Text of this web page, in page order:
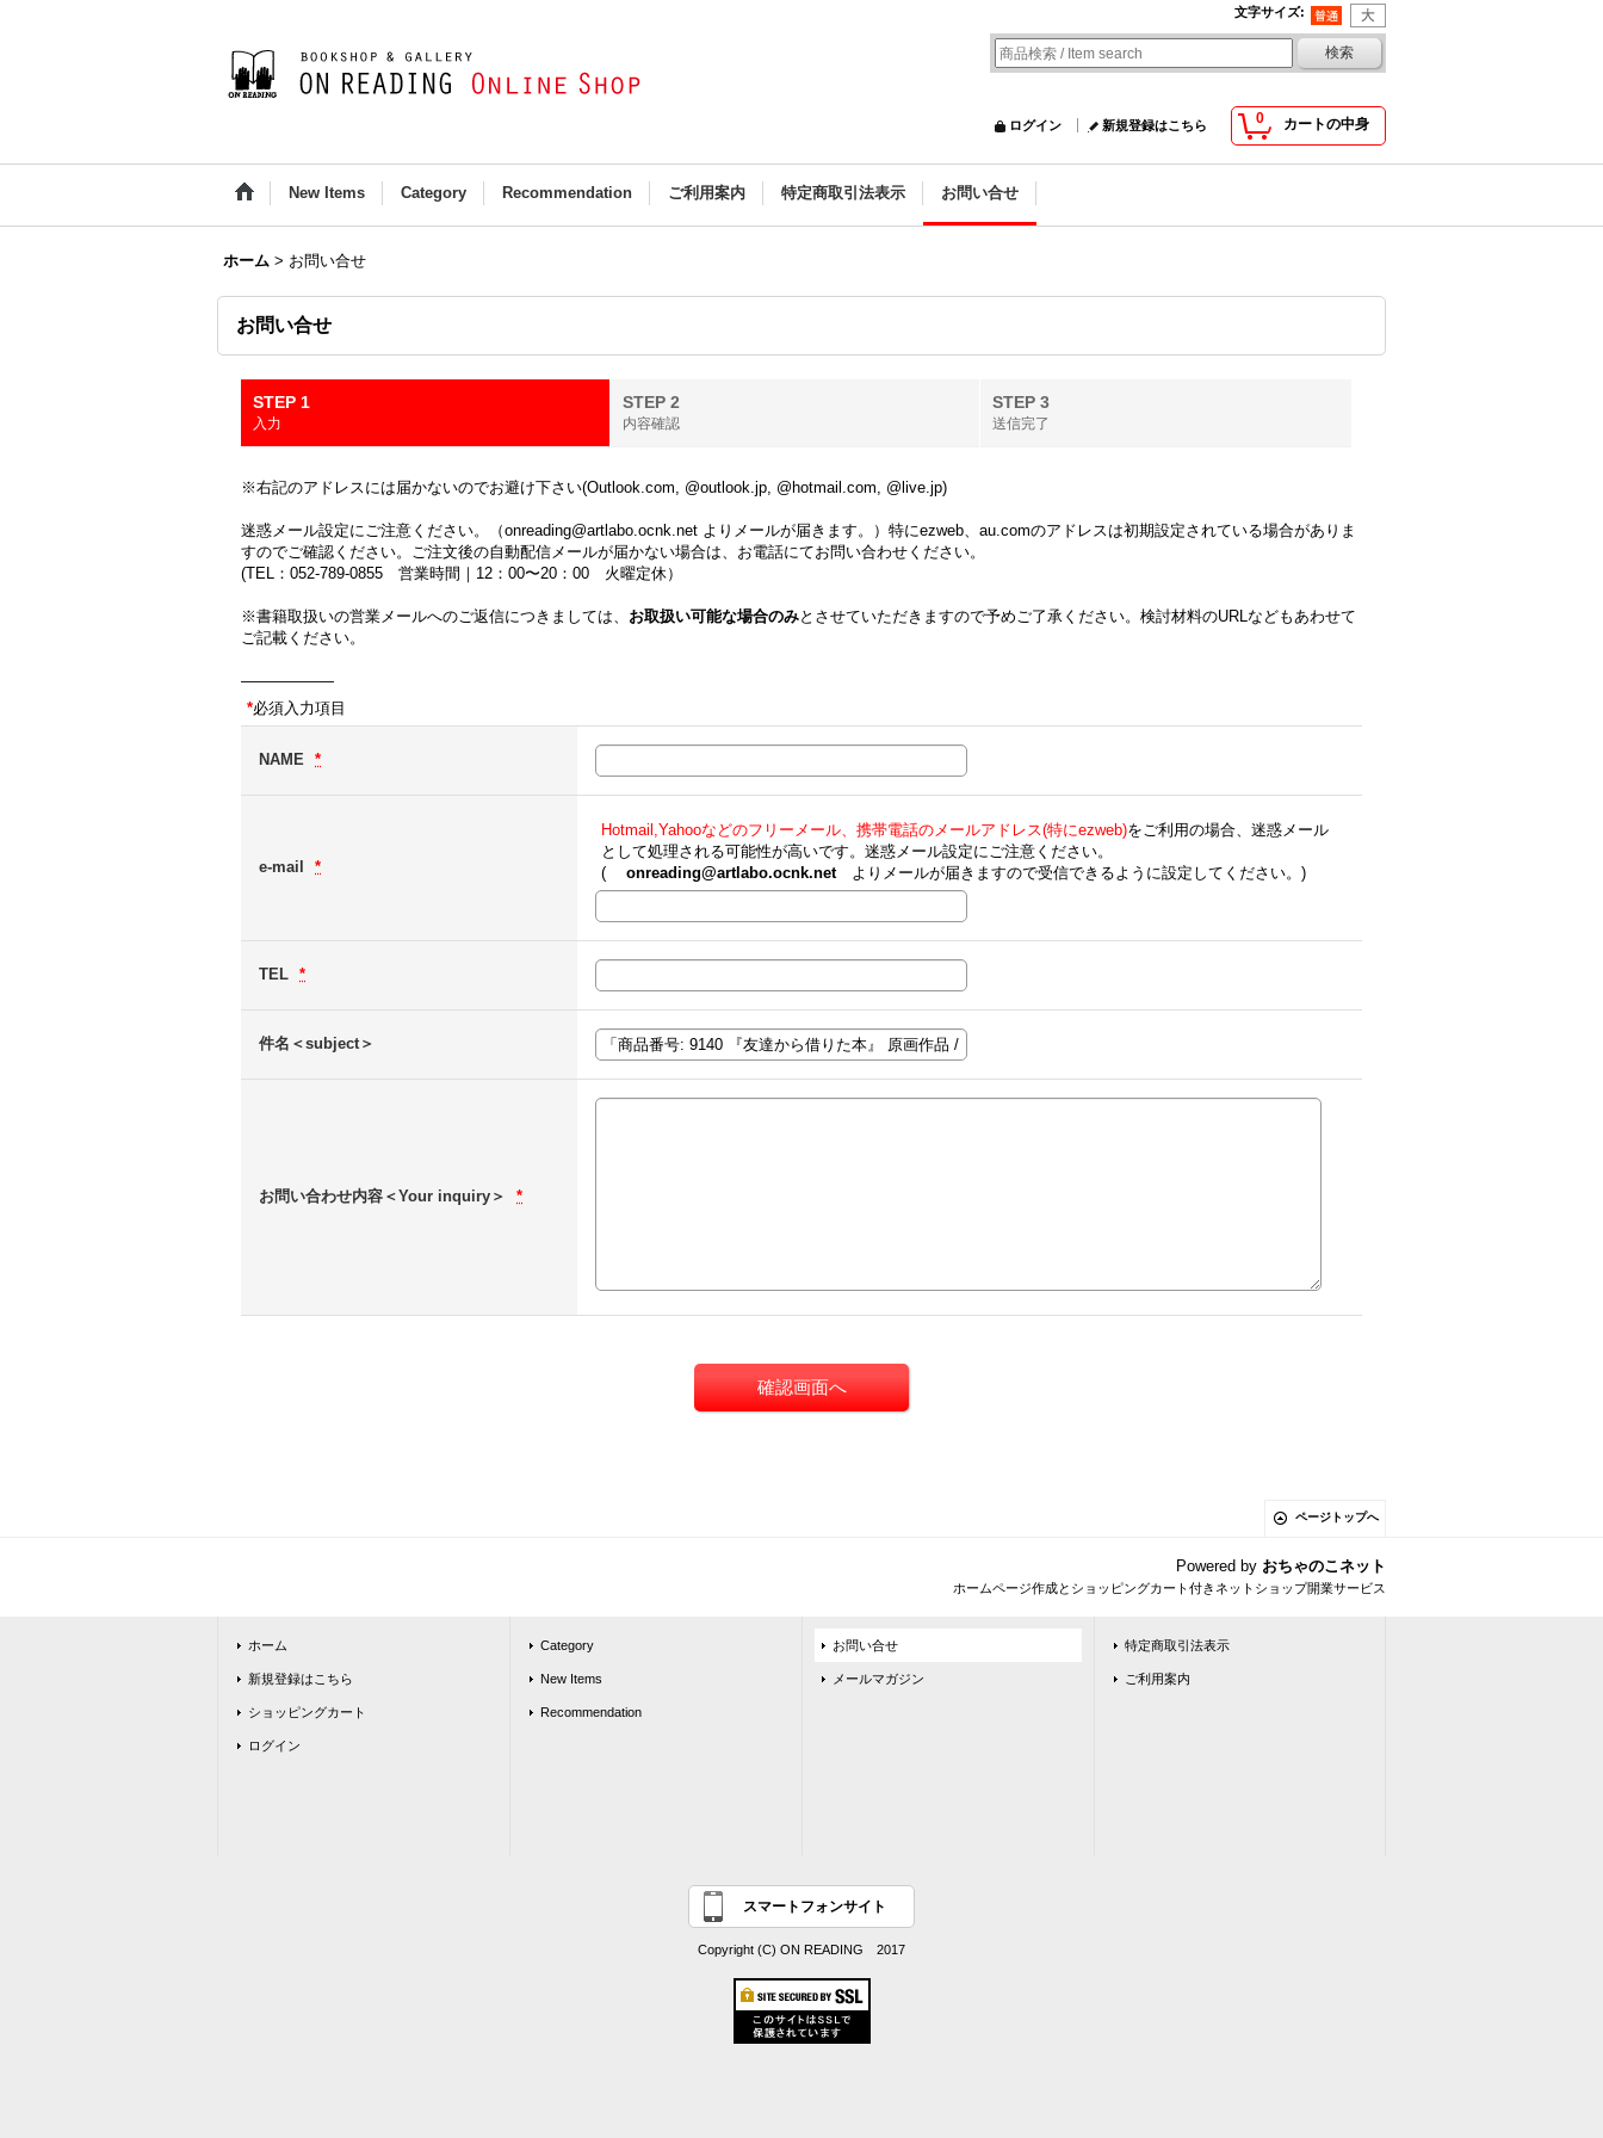
文字サイズ:
0 カートの中身
ログイン 新規登録はこちら
New Items Category Recommendation ご利用案内 特定商取引法表示 お問い合せ
ホーム > お問い合せ
お問い合せ
STEP 1
入力
STEP 2
内容確認
STEP 3
送信完了
※右記のアドレスには届かないのでお避け下さい(Outlook.com, @outlook.jp, @hotmail.com, @live.jp)
迷惑メール設定にご注意ください。（onreading@artlabo.ocnk.net よりメールが届きます。）特にezweb、au.comのアドレスは初期設定されている場合がありま
すのでご確認ください。ご注文後の自動配信メールが届かない場合は、お電話にてお問い合わせください。
(TEL：052-789-0855 営業時間｜12：00〜20：00 火曜定休）
※書籍取扱いの営業メールへのご返信につきましては、 お取扱い可能な場合のみとさせていただきますので予めご了承ください。検討材料のURLなどもあわせて
ご記載ください。
――――――
*必須入力項目
NAME *
e-mail *
Hotmail,Yahooなどのフリーメール、携帯電話のメールアドレス(特にezweb)をご利用の場合、迷惑メール
として処理される可能性が高いです。迷惑メール設定にご注意ください。
( onreading@artlabo.ocnk.netよりメールが届きますので受信できるように設定してください。)
TEL *
件名＜subject＞
お問い合わせ内容＜Your inquiry＞ *
ページトップへ
Powered by おちゃのこネット
ホームページ作成とショッピングカート付きネットショップ開業サービス
ホーム
新規登録はこちら
ショッピングカート
ログイン
Category
New Items
Recommendation
お問い合せ
メールマガジン
特定商取引法表示
ご利用案内
スマートフォンサイト
Copyright (C) ON READING 2017